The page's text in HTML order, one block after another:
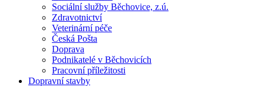
Sociální služby Běchovice, z.ú.
Zdravotnictví
Veterinární péče
Česká Pošta
Doprava
Podnikatelé v Běchovicích
Pracovní příležitosti
Dopravní stavby